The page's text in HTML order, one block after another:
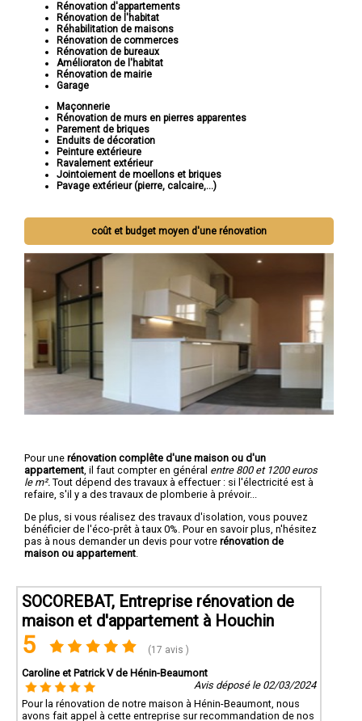
Rénovation d'appartements
Rénovation de l'habitat
Réhabilitation de maisons
Rénovation de commerces
Rénovation de bureaux
Amélioraton de l'habitat
Rénovation de mairie
Garage
Maçonnerie
Rénovation de murs en pierres apparentes
Parement de briques
Enduits de décoration
Peinture extérieure
Ravalement extérieur
Jointoiement de moellons et briques
Pavage extérieur (pierre, calcaire,...)
coût et budget moyen d'une rénovation
Pour une rénovation complête d'une maison ou d'un
appartement , il faut compter en général entre 800 et 1200 euros
le m². Tout dépend des travaux à effectuer : si l'électricité est à
refaire, s'il y a des travaux de plomberie à prévoir...
De plus, si vous réalisez des travaux d'isolation, vous pouvez
bénéficier de l'éco-prêt à taux 0%. Pour en savoir plus, n'hésitez
pas à nous demander un devis pour votre rénovation de
maison ou appartement
SOCOREBAT, Entreprise rénovation de
maison et d'appartement à Houchin
5 (17 avis )
Caroline et Patrick V de Hénin-Beaumont
Avis déposé le 02/03/2024
Pour la rénovation de notre maison à Hénin-Beaumont, nous
avons fait appel à cette entreprise sur recommandation de nos